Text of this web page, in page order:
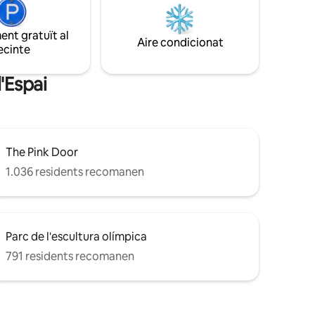
privat
ara
d'exploració urbana, descansa en un llit
acollidor per recuperar forces. Vine amb
nosaltres a Seattle i gaudeix d'una
experiència agradable i sense
gratuït al
Aire condicionat
The Pink Door
1.036 residents recomanen
Parc de l'escultura olímpica
791 residents recomanen